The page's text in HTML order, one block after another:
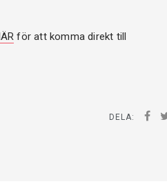
för att komma direkt till
DELA: